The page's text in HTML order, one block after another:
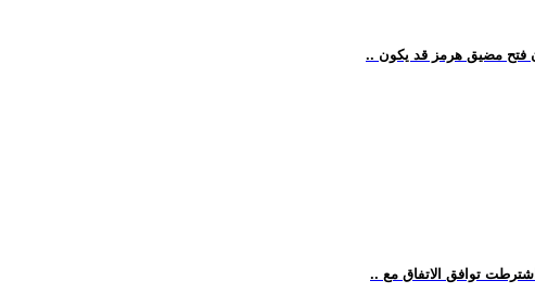
فتح مضيق هرمز قد يكون
توافق الاتفاق مع